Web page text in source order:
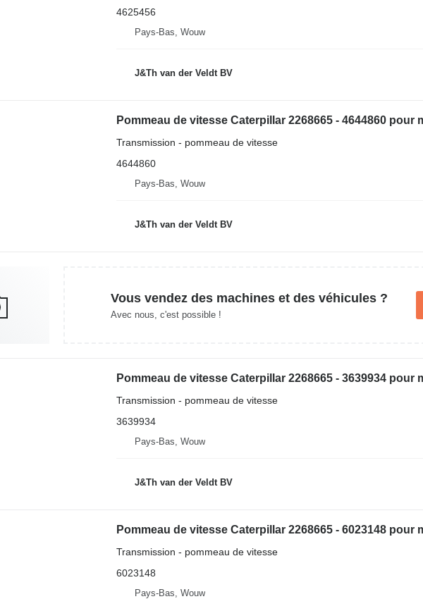
4625456
Pays-Bas, Wouw
J&Th van der Veldt BV
Transmission - pommeau de vitesse
4644860
Pays-Bas, Wouw
J&Th van der Veldt BV
Vous vendez des machines et des véhicules ?
Avec nous, c'est possible !
Transmission - pommeau de vitesse
3639934
Pays-Bas, Wouw
J&Th van der Veldt BV
Transmission - pommeau de vitesse
6023148
Pays-Bas, Wouw